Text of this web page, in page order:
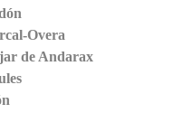
Overa
de Andarax